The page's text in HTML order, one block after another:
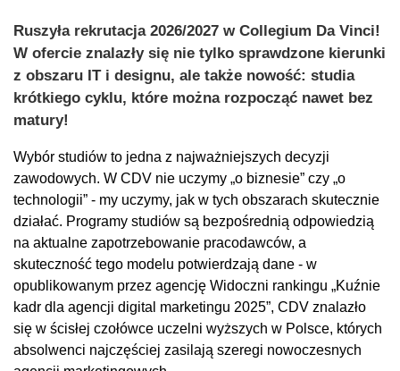
Ruszyła rekrutacja 2026/2027 w Collegium Da Vinci!
W ofercie znalazły się nie tylko sprawdzone kierunki
z obszaru IT i designu, ale także nowość: studia
krótkiego cyklu, które można rozpocząć nawet bez
matury!
Wybór studiów to jedna z najważniejszych decyzji
zawodowych. W CDV nie uczymy „o biznesie” czy „o
technologii” - my uczymy, jak w tych obszarach skutecznie
działać. Programy studiów są bezpośrednią odpowiedzią
na aktualne zapotrzebowanie pracodawców, a
skuteczność tego modelu potwierdzają dane - w
opublikowanym przez agencję Widoczni rankingu „Kuźnie
kadr dla agencji digital marketingu 2025”, CDV znalazło
się w ścisłej czołówce uczelni wyższych w Polsce, których
absolwenci najczęściej zasilają szeregi nowoczesnych